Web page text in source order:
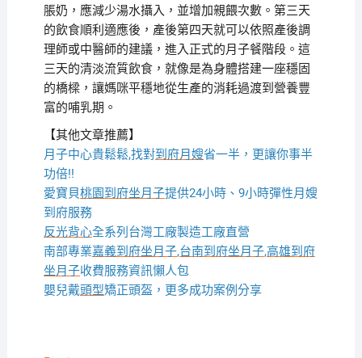
脹奶，應減少湯水攝入，並增加親餵次數。第三天
的飲食順利適應後，產後第四天就可以依照產後調
理師或中醫師的建議，進入正式的月子餐階段。這
三天的清淡流質飲食，就像是為身體搭建一座穩固
的橋樑，讓媽咪平穩地從生產的消耗過渡到營養豐
富的哺乳期。
【其他文章推薦】
月子中心貴鬆鬆,找對到府月嫂省一半，更讓你事半
功倍!!
愛寶貝桃園到府坐月子提供24小時、9小時彈性月嫂
到府服務
反光背心全系列台灣工廠製造工廠直營
南部專業嘉義到府坐月子,台南到府坐月子,高雄到府
坐月子收費服務資訊懶人包
嬰兒戴頭型矯正頭盔，更多成功案例分享